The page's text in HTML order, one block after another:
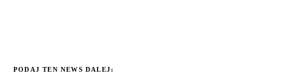
PODAJ TEN NEWS DALEJ: